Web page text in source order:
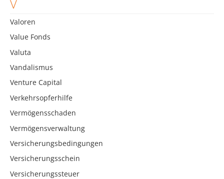
V
Valoren
Value Fonds
Valuta
Vandalismus
Venture Capital
Verkehrsopferhilfe
Vermögensschaden
Vermögensverwaltung
Versicherungsbedingungen
Versicherungsschein
Versicherungssteuer